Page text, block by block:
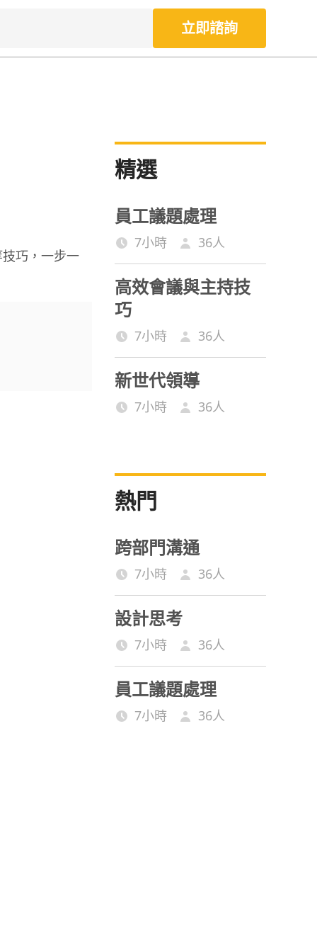
立即諮詢
巧，一步一
精選
員工議題處理
7小時 36人
高效會議與主持技
巧
7小時 36人
新世代領導
7小時 36人
熱門
跨部門溝通
7小時 36人
設計思考
7小時 36人
員工議題處理
7小時 36人